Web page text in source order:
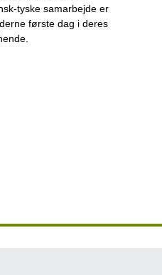
tyske samarbejde er
første dag i deres